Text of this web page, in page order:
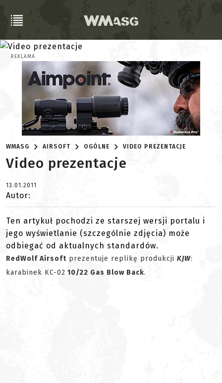
REKLAMA
WMASG AIRSOFT OGÓLNE VIDEO PREZENTACJE
Video prezentacje
13.01.2011
Autor:
Ten artykuł pochodzi ze starszej wersji portalu i
jego wyświetlanie (szczególnie zdjęcia) może
odbiegać od aktualnych standardów.
RedWolf Airsoft prezentuje replikę produkcji KJW:
karabinek KC-02 10/22 Gas Blow Back.